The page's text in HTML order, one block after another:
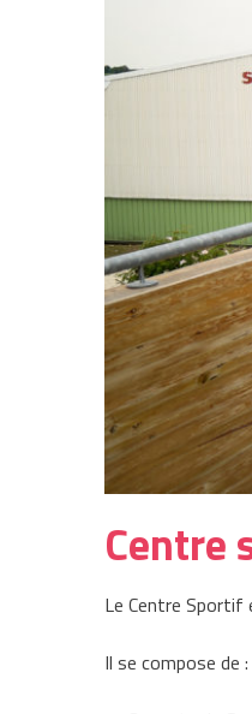
Centre
Le Centre Sportif
Il se compose de :